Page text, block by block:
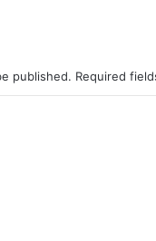
published. Required